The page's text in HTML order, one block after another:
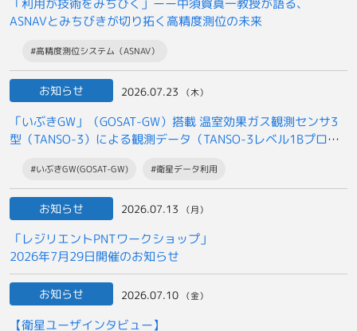
「利用が技術をみちびく」ーー中須賀真一教授が語る、
ASNAVとみちびきが切り拓く高精度測位の未来
#高精度測位システム（ASNAV）
お知らせ 2026.07.23 （木）
「いぶきGW」（GOSAT-GW）搭載 温室効果ガス観測センサ3
型（TANSO-3）による観測データ（TANSO-3レベル1Bプロダ
一般提供開始について
#いぶきGW(GOSAT-GW) #衛星データ利用
お知らせ 2026.07.13 （月）
「レジリエントPNTワークショップ」
2026年7月29日開催のお知らせ
お知らせ 2026.07.10 （金）
【衛星ユーザインタビュー】